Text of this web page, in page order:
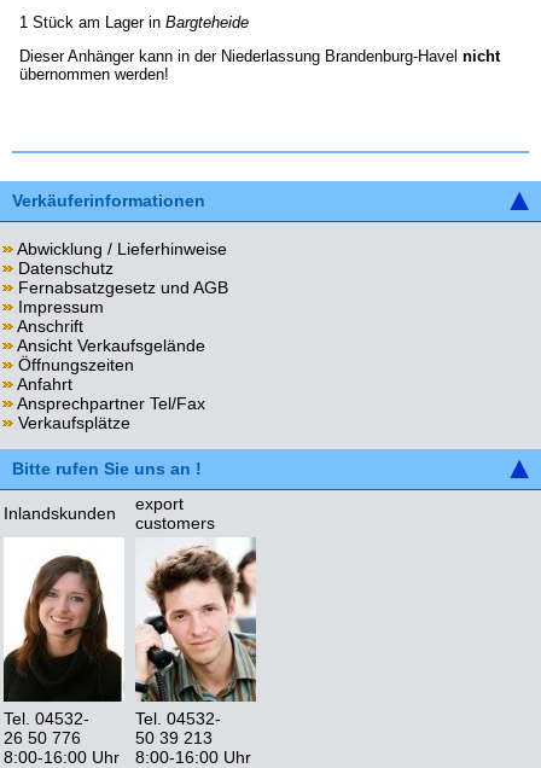
1 Stück am Lager in Bargteheide
Dieser Anhänger kann in der Niederlassung Brandenburg-Havel nicht
übernommen werden!
Verkäuferinformationen
Abwicklung / Lieferhinweise
Datenschutz
Fernabsatzgesetz und AGB
Impressum
Anschrift
Ansicht Verkaufsgelände
Öffnungszeiten
Anfahrt
Ansprechpartner Tel/Fax
Verkaufsplätze
Bitte rufen Sie uns an !
Inlandskunden
export
customers
Tel. 04532-
26 50 776
8:00-16:00 Uhr
Tel. 04532-
50 39 213
8:00-16:00 Uhr